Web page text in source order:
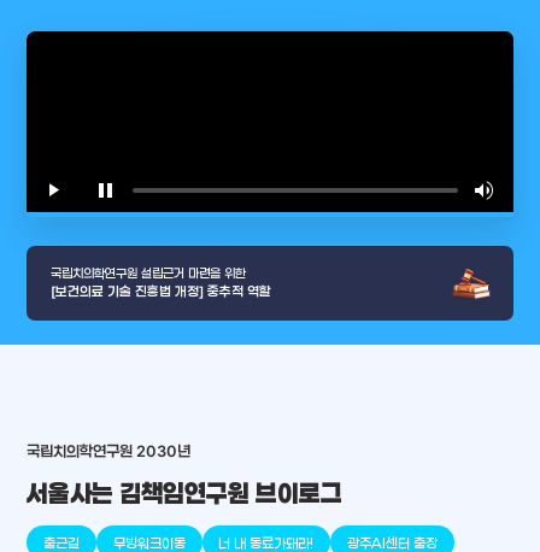
arrow_selector_tool
place
천안
place
세종
place
판교
place
오송
place
대덕
place
원주
play_arrow pause volume_up
국립치의학연구원 설립근거 마련을 위한
[보건의료 기술 진흥법 개정] 중추적 역할
국립치의학연구원 2030년
서울사는 김책임연구원 브이로그
출근길 무빙워크이동 너 내 동료가돼라! 광주AI센터 출장